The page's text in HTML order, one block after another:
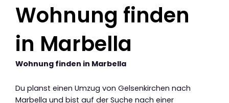
Wohnung finden
in Marbella
Wohnung finden in Marbella
Du planst einen Umzug von Gelsenkirchen nach
Marbella und bist auf der Suche nach einer